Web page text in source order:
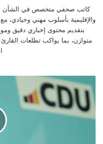
كاتب صحفي متخصص في الشأن
والإقليمية بأسلوب مهني وحيادي،
بتقديم محتوى إخباري دقيق
متوازن، بما يواكب تطلعات
تخفض
ضرائب
الوقود
لمواجهة